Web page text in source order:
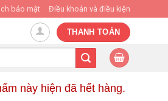
bảo mật Điều khoản và điều kiện
THANH TOÁN
này hiện đã hết hàng.